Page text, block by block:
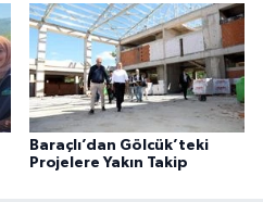
Baraçlı’dan Gölcük’teki
Projelere Yakın Takip